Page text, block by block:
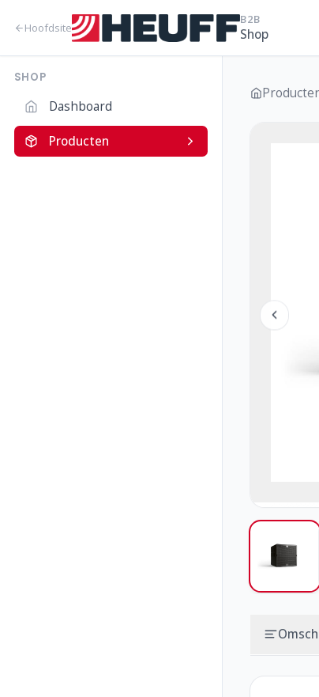
Hoofdsite
B2B
Shop
SHOP
Dashboard
Producten